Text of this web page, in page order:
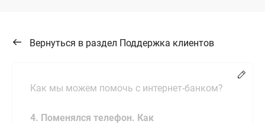
Вернуться в раздел Поддержка клиентов
Как мы можем помочь с интернет-банком?
4. Поменялся телефон. Как